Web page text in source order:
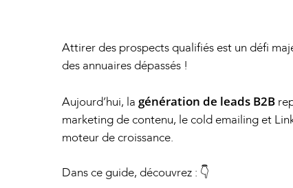
Attirer des prospects qualifiés est un défi
des annuaires dépassés !
Aujourd’hui, la génération de leads B2B
marketing de contenu, le cold emailing et
moteur de croissance.
Dans ce guide, découvrez : 👇